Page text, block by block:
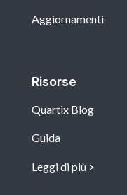
Aggiornamenti
Risorse
Quartix Blog
Guida
Leggi di più